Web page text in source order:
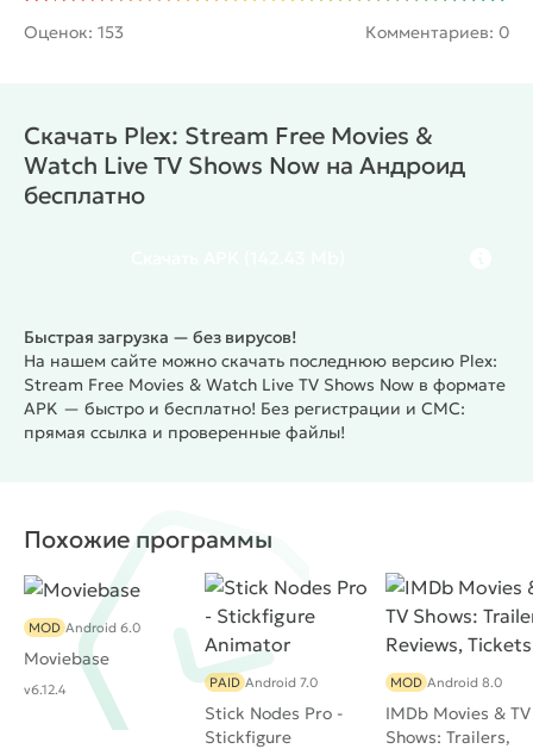
для просмотра себе по душе.
Оценок: 153 Комментариев: 0
Скачать Plex: Stream Free Movies &
Watch Live TV Shows Now на Андроид
бесплатно
Быстрая загрузка — без вирусов!
На нашем сайте можно скачать последнюю версию Plex:
Stream Free Movies & Watch Live TV Shows Now в формате
APK — быстро и бесплатно! Без регистрации и СМС:
прямая ссылка и проверенные файлы!
Похожие программы
Moviebase
MOD Android 6.0
v6.12.4
Stick Nodes Pro -
Stickfigure
PAID Android 7.0
IMDb Movies & TV
Shows: Trailers,
MOD Android 8.0